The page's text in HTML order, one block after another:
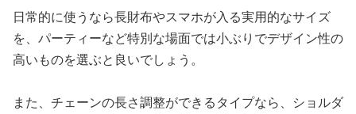
日常的に使うなら長財布やスマホが入る実用的なサイズ
を、パーティーなど特別な場面では小ぶりでデザイン性の
高いものを選ぶと良いでしょう。
また、チェーンの長さ調整ができるタイプなら、ショルダ